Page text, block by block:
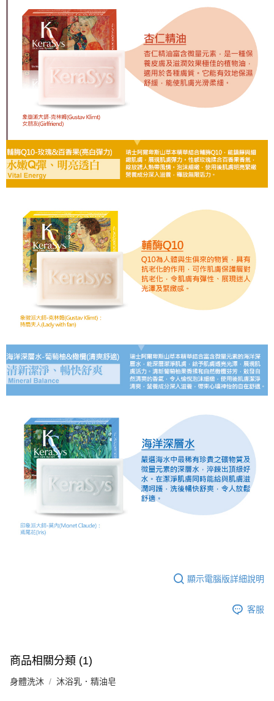
顯示電腦版詳細說明
客服
商品相關分類 (1)
身體洗沐 沐浴乳．精油皂